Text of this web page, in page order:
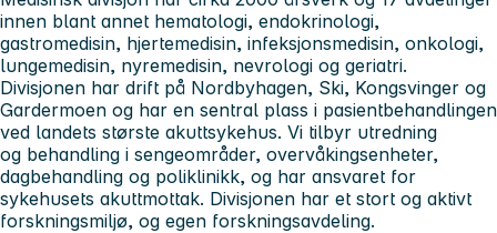
innen blant annet hematologi, endokrinologi,
gastromedisin, hjertemedisin, infeksjonsmedisin, onkologi,
lungemedisin, nyremedisin, nevrologi og geriatri.
Divisjonen har drift på Nordbyhagen, Ski, Kongsvinger og
Gardermoen og har en sentral plass i pasientbehandlingen
ved landets største akuttsykehus. Vi tilbyr utredning
og behandling i sengeområder, overvåkingsenheter,
dagbehandling og poliklinikk, og har ansvaret for
sykehusets akuttmottak. Divisjonen har et stort og aktivt
forskningsmiljø, og egen forskningsavdeling.